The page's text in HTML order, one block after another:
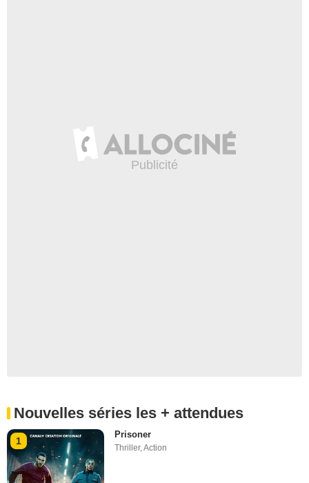
Nouvelles séries les + attendues
1
Prisoner
Thriller,Action